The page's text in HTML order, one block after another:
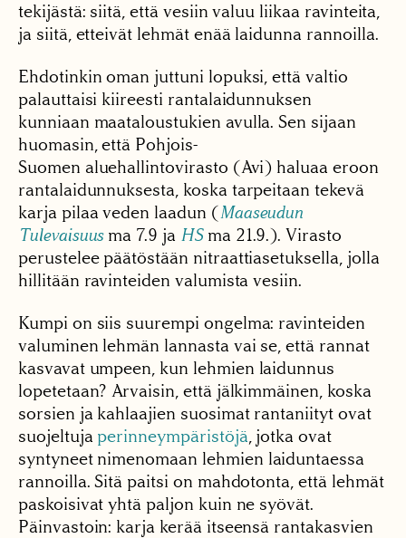
tekijästä: siitä, että vesiin valuu liikaa ravinteita,
ja siitä, etteivät lehmät enää laidunna rannoilla.
Ehdotinkin oman juttuni lopuksi, että valtio
palauttaisi kiireesti rantalaidunnuksen
kunniaan maataloustukien avulla. Sen sijaan
huomasin, että Pohjois-
Suomen aluehallintovirasto (Avi) haluaa eroon
rantalaidunnuksesta, koska tarpeitaan tekevä
karja pilaa veden laadun (Maaseudun
Tulevaisuusma 7.9 ja HSma 21.9.). Virasto
perustelee päätöstään nitraattiasetuksella, jolla
hillitään ravinteiden valumista vesiin.
Kumpi on siis suurempi ongelma: ravinteiden
valuminen lehmän lannasta vai se, että rannat
kasvavat umpeen, kun lehmien laidunnus
lopetetaan? Arvaisin, että jälkimmäinen, koska
sorsien ja kahlaajien suosimat rantaniityt ovat
suojeltuja perinneympäristöjä, jotka ovat
syntyneet nimenomaan lehmien laiduntaessa
rannoilla. Sitä paitsi on mahdotonta, että lehmät
paskoisivat yhtä paljon kuin ne syövät.
Päinvastoin: karja kerää itseensä rantakasvien